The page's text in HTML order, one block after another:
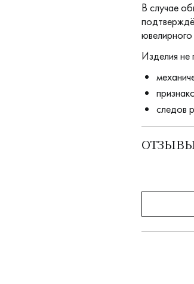
В случае
Изделия не
следов